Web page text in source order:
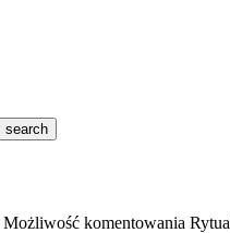
Możliwość komentowania